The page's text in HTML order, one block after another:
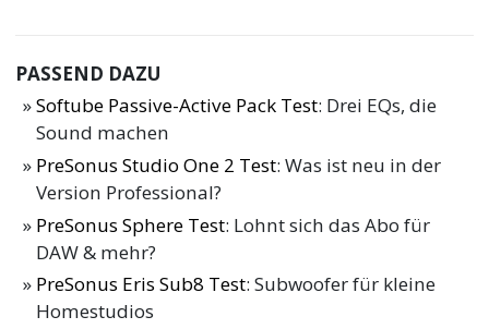
PASSEND DAZU
Softube Passive-Active Pack Test: Drei EQs, die
Sound machen
PreSonus Studio One 2 Test: Was ist neu in der
Version Professional?
PreSonus Sphere Test: Lohnt sich das Abo für
DAW & mehr?
PreSonus Eris Sub8 Test: Subwoofer für kleine
Homestudios